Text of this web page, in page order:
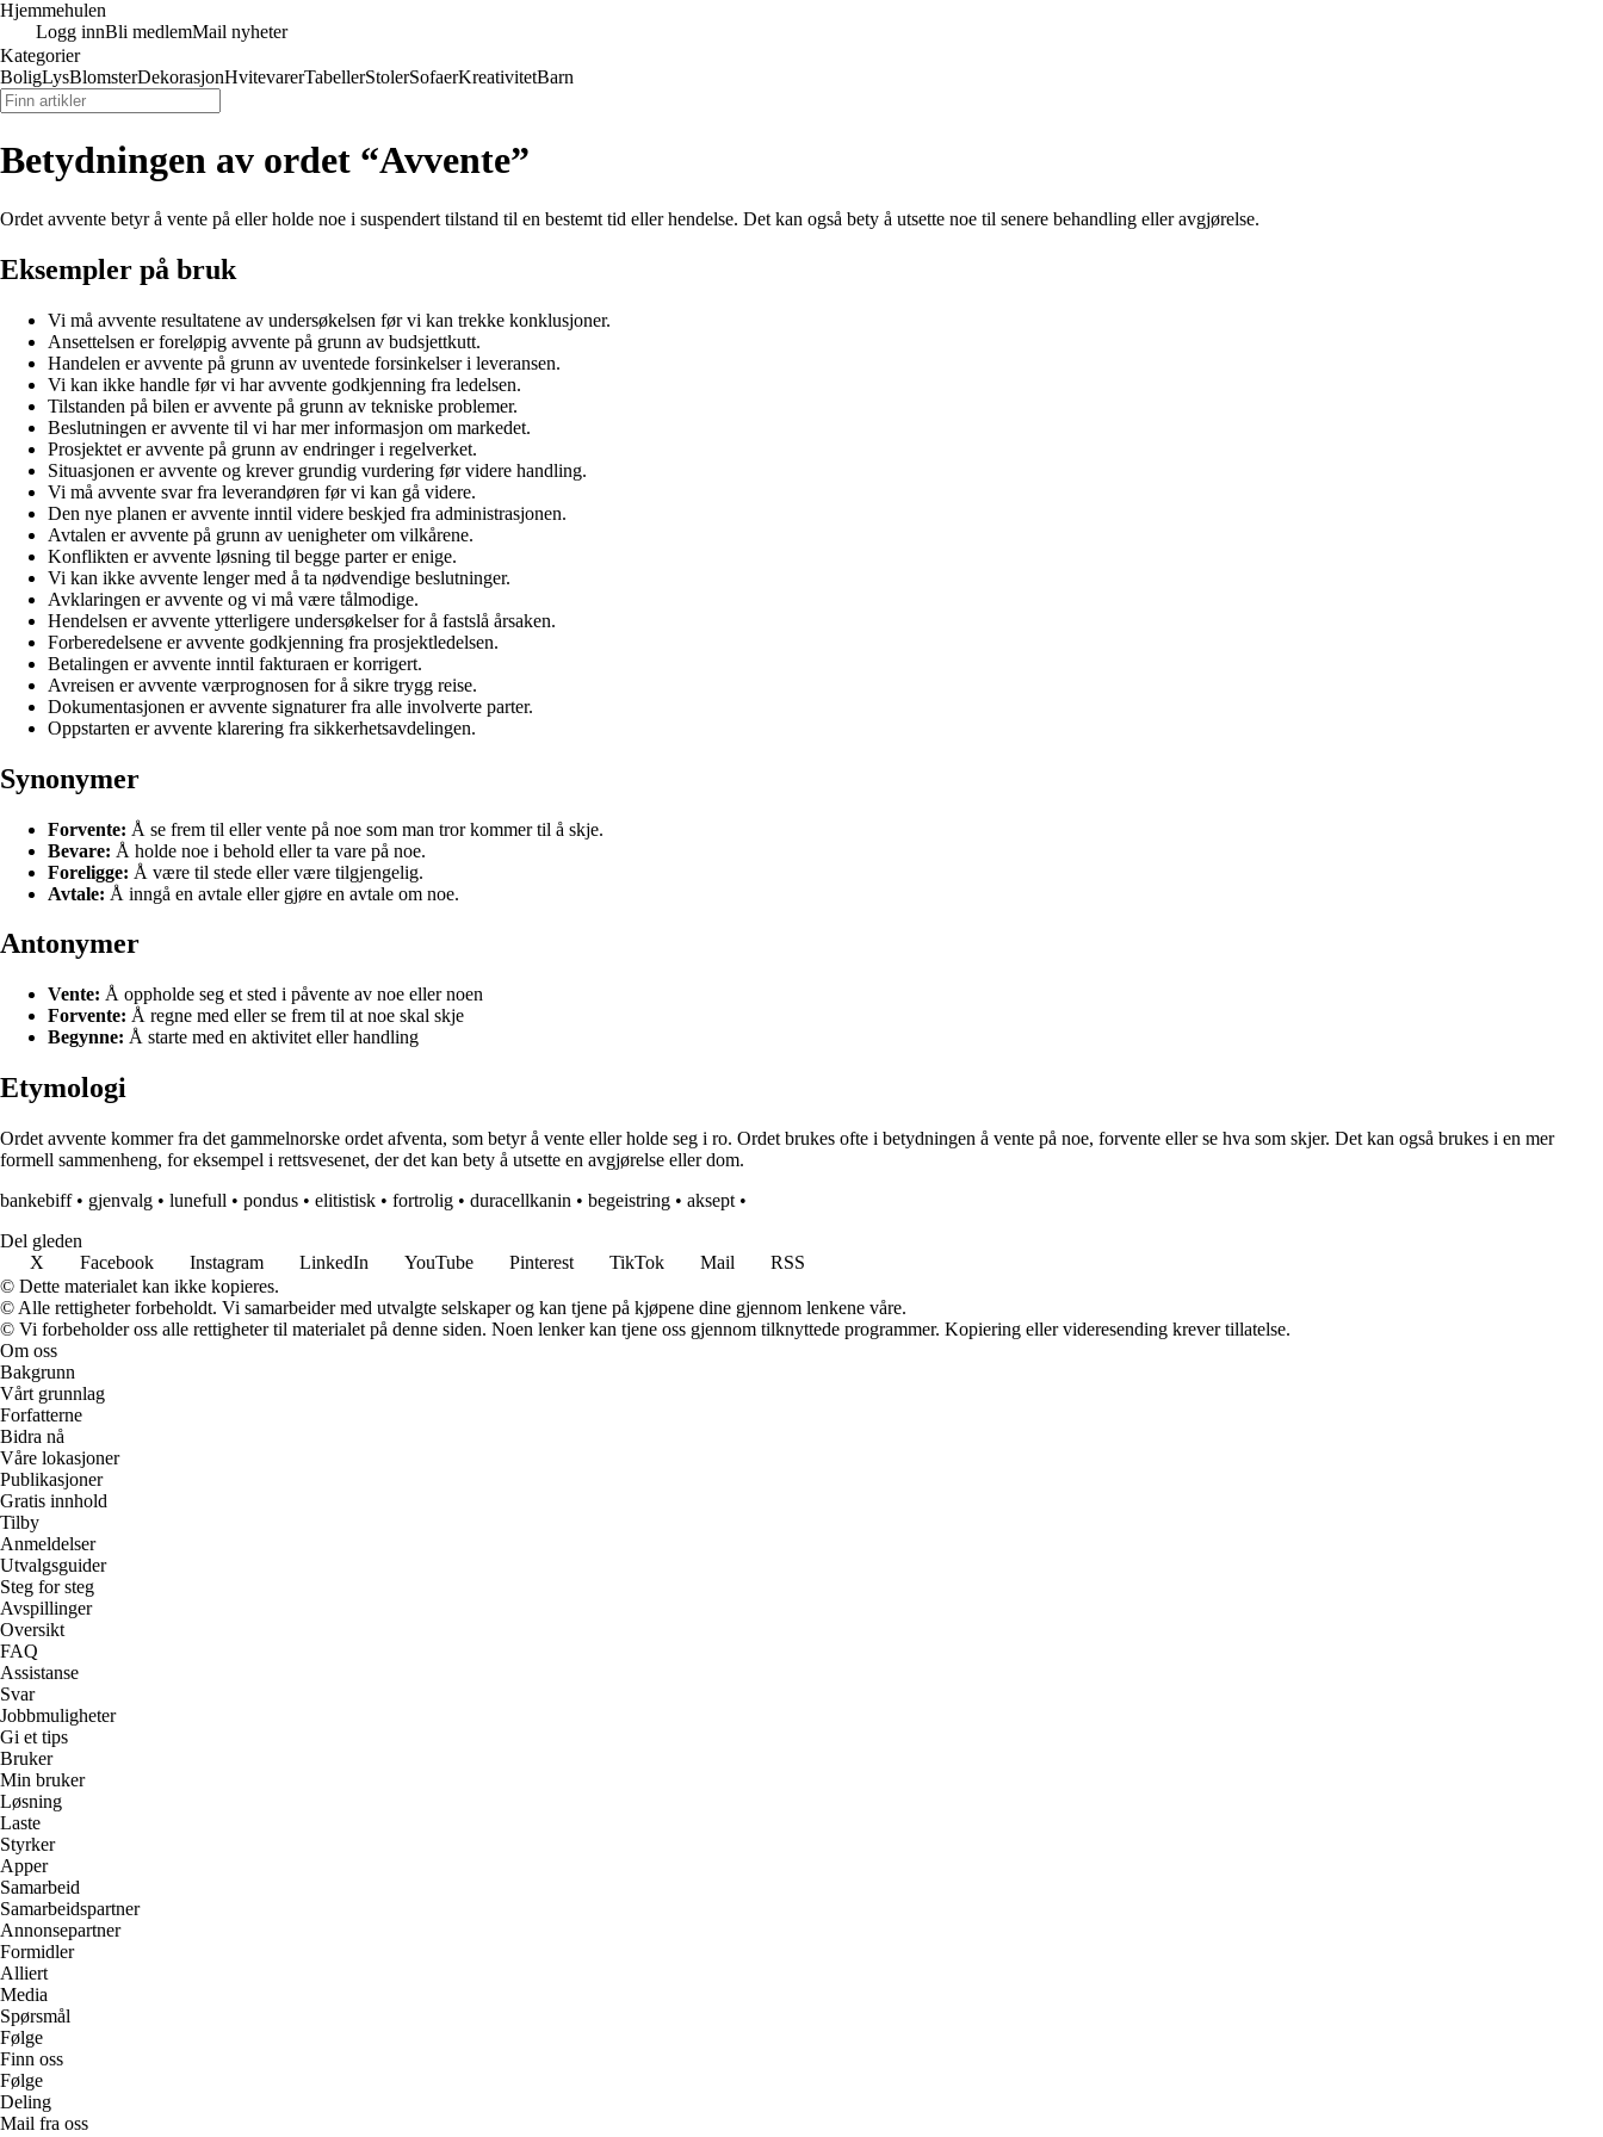
Hjemmehulen
Logg innBli medlemMail nyheter
Kategorier
BoligLysBlomsterDekorasjonHvitevarerTabellerStolerSofaerKreativitetBarn
Betydningen av ordet “Avvente”
Ordet avvente betyr å vente på eller holde noe i suspendert tilstand til en bestemt tid eller hendelse. Det kan også bety å utsette noe til senere behandling eller avgjørelse.
Eksempler på bruk
Vi må avvente resultatene av undersøkelsen før vi kan trekke konklusjoner.
Ansettelsen er foreløpig avvente på grunn av budsjettkutt.
Handelen er avvente på grunn av uventede forsinkelser i leveransen.
Vi kan ikke handle før vi har avvente godkjenning fra ledelsen.
Tilstanden på bilen er avvente på grunn av tekniske problemer.
Beslutningen er avvente til vi har mer informasjon om markedet.
Prosjektet er avvente på grunn av endringer i regelverket.
Situasjonen er avvente og krever grundig vurdering før videre handling.
Vi må avvente svar fra leverandøren før vi kan gå videre.
Den nye planen er avvente inntil videre beskjed fra administrasjonen.
Avtalen er avvente på grunn av uenigheter om vilkårene.
Konflikten er avvente løsning til begge parter er enige.
Vi kan ikke avvente lenger med å ta nødvendige beslutninger.
Avklaringen er avvente og vi må være tålmodige.
Hendelsen er avvente ytterligere undersøkelser for å fastslå årsaken.
Forberedelsene er avvente godkjenning fra prosjektledelsen.
Betalingen er avvente inntil fakturaen er korrigert.
Avreisen er avvente værprognosen for å sikre trygg reise.
Dokumentasjonen er avvente signaturer fra alle involverte parter.
Oppstarten er avvente klarering fra sikkerhetsavdelingen.
Synonymer
Forvente: Å se frem til eller vente på noe som man tror kommer til å skje.
Bevare: Å holde noe i behold eller ta vare på noe.
Foreligge: Å være til stede eller være tilgjengelig.
Avtale: Å inngå en avtale eller gjøre en avtale om noe.
Antonymer
Vente: Å oppholde seg et sted i påvente av noe eller noen
Forvente: Å regne med eller se frem til at noe skal skje
Begynne: Å starte med en aktivitet eller handling
Etymologi
Ordet avvente kommer fra det gammelnorske ordet afventa, som betyr å vente eller holde seg i ro. Ordet brukes ofte i betydningen å vente på noe, forvente eller se hva som skjer. Det kan også brukes i en mer
formell sammenheng, for eksempel i rettsvesenet, der det kan bety å utsette en avgjørelse eller dom.
bankebiff• gjenvalg • lunefull • pondus • elitistisk • fortrolig • duracellkanin • begeistring • aksept •
Del gleden
X
Facebook Instagram LinkedIn YouTube Pinterest TikTok Mail
RSS
© Dette materialet kan ikke kopieres.
© Alle rettigheter forbeholdt. Vi samarbeider med utvalgte selskaper og kan tjene på kjøpene dine gjennom lenkene våre.
© Vi forbeholder oss alle rettigheter til materialet på denne siden. Noen lenker kan tjene oss gjennom tilknyttede programmer. Kopiering eller videresending krever tillatelse.
Om oss
Bakgrunn
Vårt grunnlag
Forfatterne
Bidra nå
Våre lokasjoner
Publikasjoner
Gratis innhold
Tilby
Anmeldelser
Utvalgsguider
Steg for steg
Avspillinger
Oversikt
FAQ
Assistanse
Svar
Jobbmuligheter
Gi et tips
Bruker
Min bruker
Løsning
Laste
Styrker
Apper
Samarbeid
Samarbeidspartner
Annonsepartner
Formidler
Alliert
Media
Spørsmål
Følge
Finn oss
Følge
Deling
Mail fra oss